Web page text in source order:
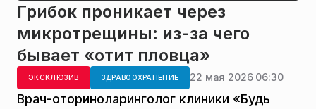
Грибок проникает через
микротрещины: из-за чего
бывает «отит пловца»
ЭКСКЛЮЗИВ ЗДРАВООХРАНЕНИЕ 22 мая 2026 06:30
Врач-оториноларинголог клиники «Будь